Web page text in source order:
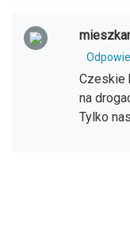
Czeskie
na
Tylko